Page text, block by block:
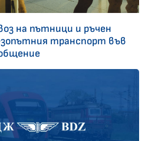
на пътници и ръчен
транспорт във